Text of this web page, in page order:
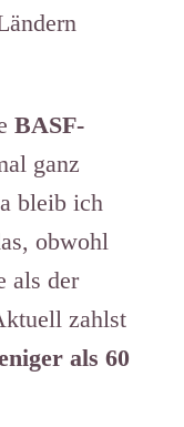
BASF-
ganz
bleib ich
obwohl
als der
zahlst
als 60